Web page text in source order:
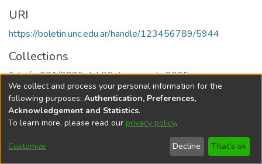
URI
https://boletin.unc.edu.ar/handle/123456789/5944
Collections
Edición 001/2025 del 26 de mayo de 2025
Universidad Nacional de Córdoba
We collect and process your personal information for the
following purposes: Authentication, Preferences,
Acknowledgement and Statistics.
To learn more, please read our privacy policy.
Customize Decline That's ok